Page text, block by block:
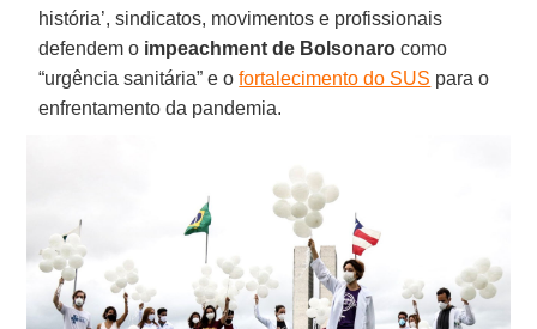
história’, sindicatos, movimentos e profissionais
defendem o impeachment de Bolsonaro como
“urgência sanitária” e ofortalecimento do SUS para o
enfrentamento da pandemia.